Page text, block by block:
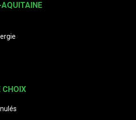
CHOIX